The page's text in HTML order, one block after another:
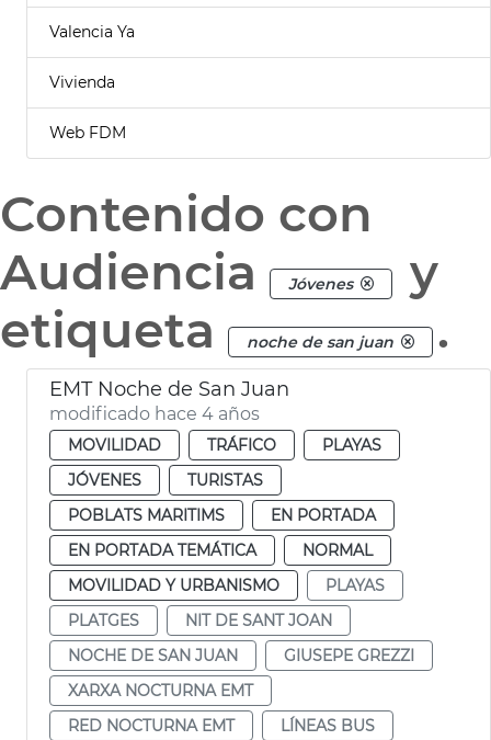
Valencia Ya
Vivienda
Web FDM
Contenido con
Audiencia
Jóvenes
y
etiqueta
noche de san juan .
EMT Noche de San Juan
modificado hace 4 años
MOVILIDAD TRÁFICO
PLAYAS
JÓVENES
TURISTAS
POBLATS MARITIMS
EN PORTADA
EN PORTADA TEMÁTICA
NORMAL
MOVILIDAD Y URBANISMO
PLAYAS
PLATGES
NIT DE SANT JOAN
NOCHE DE SAN JUAN
GIUSEPE GREZZI
XARXA NOCTURNA EMT
RED NOCTURNA EMT
LÍNEAS BUS